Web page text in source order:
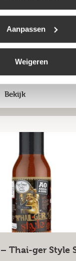
Aanpassen
Weigeren
BBQ Sauce
Bekijk
Thai-ger Style